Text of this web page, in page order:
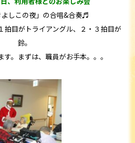
しこの夜」の合唱&合奏♬
目がトライアングル、２・３拍目が
鈴。
。まずは、職員がお手本。。。